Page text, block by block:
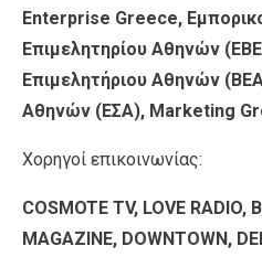
Enterprise Greece,
Επιμελητηρίου Αθηνών
Επιμελητήριου Αθηνών
Αθηνών (ΕΣΑ), Marketing
Χορηγοί επικοινωνίας:
COSMOTE TV, LOVE RADIO,
MAGAZINE, DOWNTOWN,